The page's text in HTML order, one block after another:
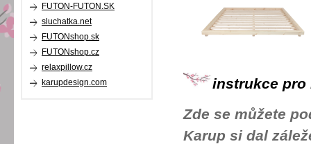
instrukce pro
Zde se můžete
Karup si dal
FUTON-FUTON.SK
sluchatka.net
FUTONshop.sk
FUTONshop.cz
relaxpillow.cz
karupdesign.com